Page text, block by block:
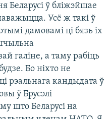
Беларусі ў бліжэйшае
Усё ж такі ў
дамовамі ці бязь іх
галіне, а таму рабіць
Бо ніхто не
рэальнага кандыдата ў
ў Брусэлі
што Беларусі на